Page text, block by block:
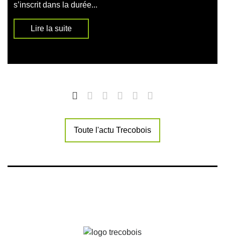
s’inscrit dans la durée...
Lire la suite
Toute l'actu Trecobois